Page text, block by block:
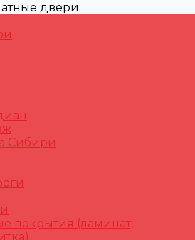
двери
Сибири
покрытия (ламинат,